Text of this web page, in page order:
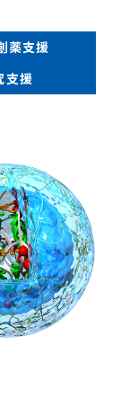
薬支援
支援